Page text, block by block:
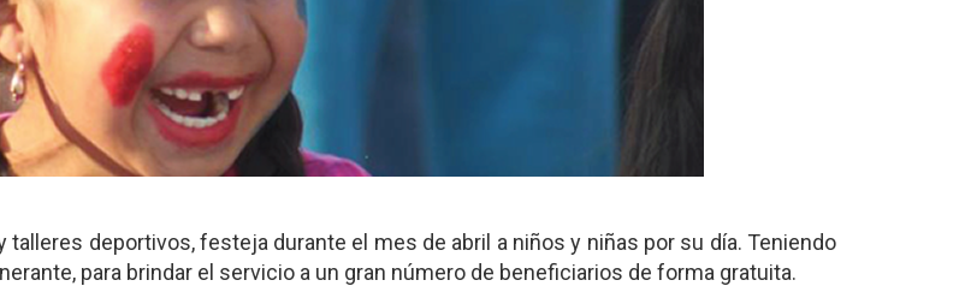
deportivos, festeja durante el mes de abril a niños y niñas por su día. Teniendo
para brindar el servicio a un gran número de beneficiarios de forma gratuita.